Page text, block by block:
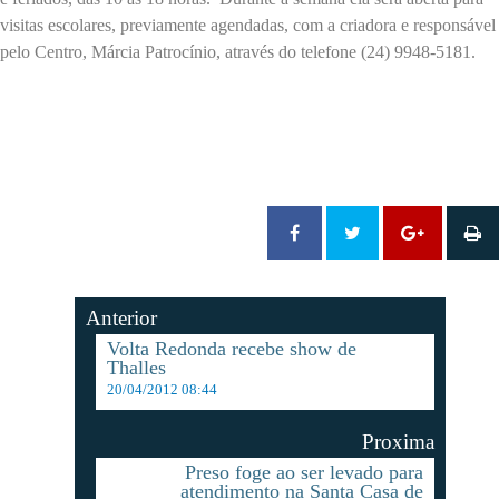
visitas escolares, previamente agendadas, com a criadora e responsável
pelo Centro, Márcia Patrocínio, através do telefone (24) 9948-5181.
Anterior
Volta Redonda recebe show de
Thalles
20/04/2012 08:44
Proxima
Preso foge ao ser levado para
atendimento na Santa Casa de